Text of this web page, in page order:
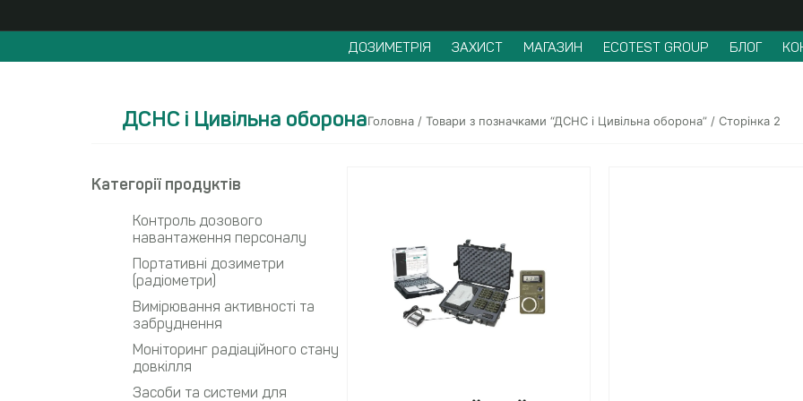
ДОЗИМЕТРІЯ ЗАХИСТ МАГАЗИН ECOTEST GROUP БЛОГ
ДСНС і Цивільна оборонаГоловна / Товари з позначками “ДСНС і Цивільна оборона” / Сторінка 2
Категорії продуктів
Контроль дозового
навантаження персоналу
Портативні дозиметри
(радіометри)
Вимірювання активності та
забруднення
Моніторинг радіаційного стану
довкілля
Засоби та системи для